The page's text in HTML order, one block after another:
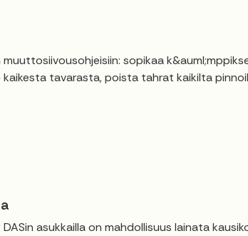
sopikaa
tavarasta, poista tahrat kaikilta
asukkailla on mahdollisuus lainata